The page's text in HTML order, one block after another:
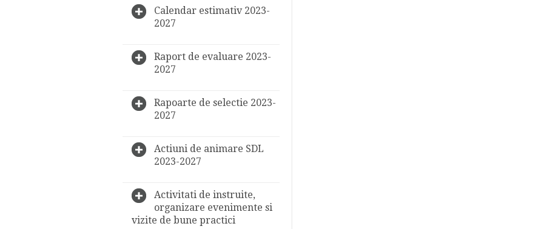
Calendar estimativ 2023-
2027
Raport de evaluare 2023-
2027
Rapoarte de selectie 2023-
2027
Actiuni de animare SDL
2023-2027
Activitati de instruite,
organizare evenimente si
vizite de bune practici